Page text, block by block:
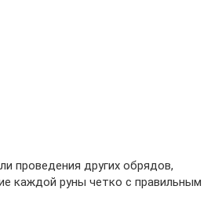
проведения других обрядов,
каждой руны четко с правильным